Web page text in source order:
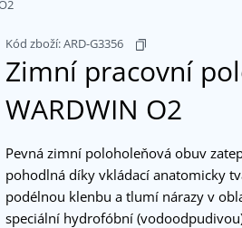
Kód zboží:ARD-G3356
Zimní pracovní
WARDWIN O2
Pevná zimní poloholeňová obuv
pohodlná díky vkládací anatomicky
podélnou klenbu a tlumí nárazy v
speciální hydrofóbní